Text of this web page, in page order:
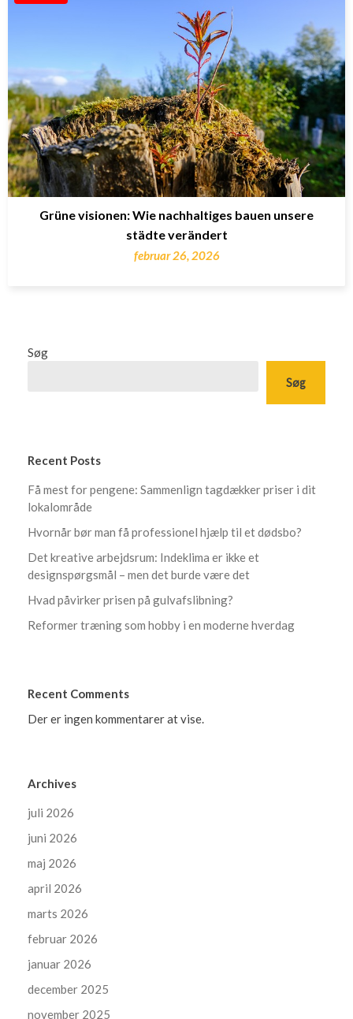
Grüne visionen: Wie nachhaltiges bauen unsere
städte verändert
februar 26, 2026
Søg
Søg
Recent Posts
Få mest for pengene: Sammenlign tagdækker priser i dit
lokalområde
Hvornår bør man få professionel hjælp til et dødsbo?
Det kreative arbejdsrum: Indeklima er ikke et
designspørgsmål – men det burde være det
Hvad påvirker prisen på gulvafslibning?
Reformer træning som hobby i en moderne hverdag
Recent Comments
Der er ingen kommentarer at vise.
Archives
juli 2026
juni 2026
maj 2026
april 2026
marts 2026
februar 2026
januar 2026
december 2025
november 2025